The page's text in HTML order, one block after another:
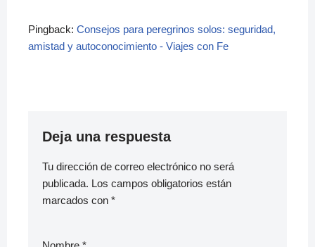
Pingback: Consejos para peregrinos solos: seguridad,
amistad y autoconocimiento - Viajes con Fe
Deja una respuesta
Tu dirección de correo electrónico no será
publicada. Los campos obligatorios están
marcados con *